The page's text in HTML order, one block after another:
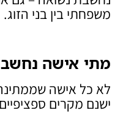
משפחתי בין בני הזוג.
מתי אישה
לא כל אישה
ישנם מקרים